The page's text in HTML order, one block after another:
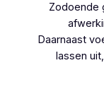
Zodoende
Daarnaast
lassen